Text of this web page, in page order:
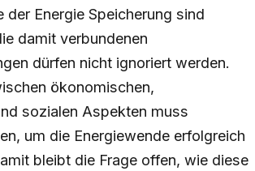
der Energie Speicherung sind
damit verbundenen
dürfen nicht ignoriert werden.
ökonomischen,
sozialen Aspekten muss
um die Energiewende erfolgreich
bleibt die Frage offen, wie diese